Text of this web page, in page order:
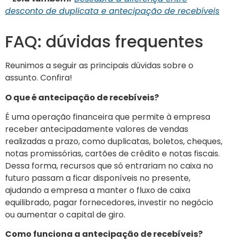
desconto de duplicata e antecipação de recebíveis
FAQ: dúvidas frequentes
Reunimos a seguir as principais dúvidas sobre o
assunto. Confira!
O que é antecipação de recebíveis?
É uma operação financeira que permite à empresa
receber antecipadamente valores de vendas
realizadas a prazo, como duplicatas, boletos, cheques,
notas promissórias, cartões de crédito e notas fiscais.
Dessa forma, recursos que só entrariam no caixa no
futuro passam a ficar disponíveis no presente,
ajudando a empresa a manter o fluxo de caixa
equilibrado, pagar fornecedores, investir no negócio
ou aumentar o capital de giro.
Como funciona a antecipação de recebíveis?